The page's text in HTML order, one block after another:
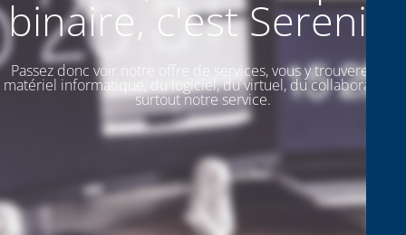
binaire, c'est SereniiT
Passez donc voir notre offre de services, vous y trouverez du
matériel informatique, du logiciel, du virtuel, du collaboratif. Et
surtout notre service.